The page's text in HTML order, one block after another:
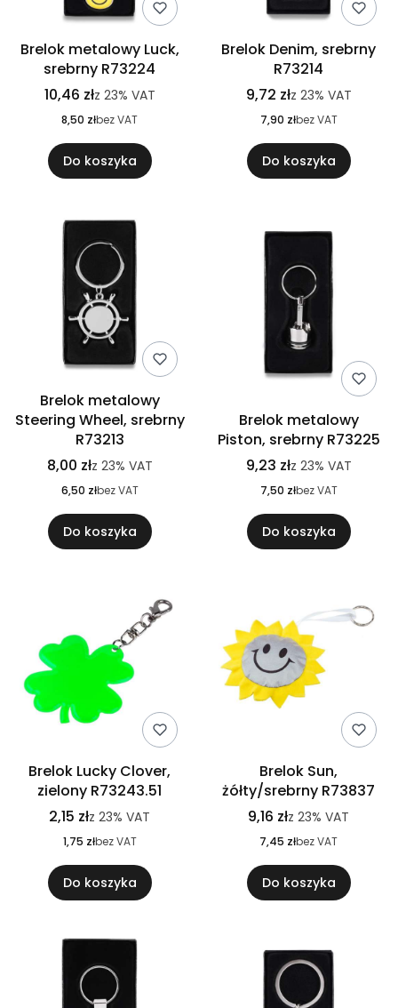
Brelok metalowy Luck,
srebrny R73224
10,46 złz 23% VAT
8,50 złbez VAT
Do koszyka
Brelok Denim, srebrny
R73214
9,72 złz 23% VAT
7,90 złbez VAT
Do koszyka
Brelok metalowy
Steering Wheel, srebrny
R73213
8,00 złz 23% VAT
6,50 złbez VAT
Do koszyka
Brelok metalowy
Piston, srebrny R73225
9,23 złz 23% VAT
7,50 złbez VAT
Do koszyka
Brelok Lucky Clover,
zielony R73243.51
2,15 złz 23% VAT
1,75 złbez VAT
Do koszyka
Brelok Sun,
żółty/srebrny R73837
9,16 złz 23% VAT
7,45 złbez VAT
Do koszyka